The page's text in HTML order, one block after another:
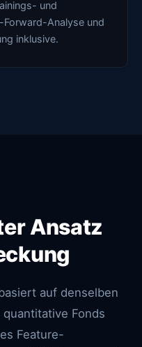
und
Forward-Analyse und
inklusive.
Ansatz
auf denselben
Fonds
Feature-